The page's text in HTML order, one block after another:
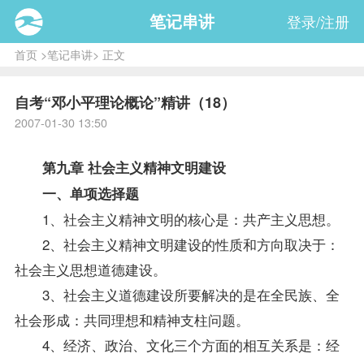
笔记串讲 登录/注册
首页>笔记串讲> 正文
自考“邓小平理论概论”精讲（18）
2007-01-30 13:50
第九章 社会主义精神文明建设
一、单项选择题
1、社会主义精神文明的核心是：共产主义思想。
2、社会主义精神文明建设的性质和方向取决于：
社会主义思想道德建设。
3、社会主义道德建设所要解决的是在全民族、全
社会形成：共同理想和精神支柱问题。
4、经济、政治、文化三个方面的相互关系是：经